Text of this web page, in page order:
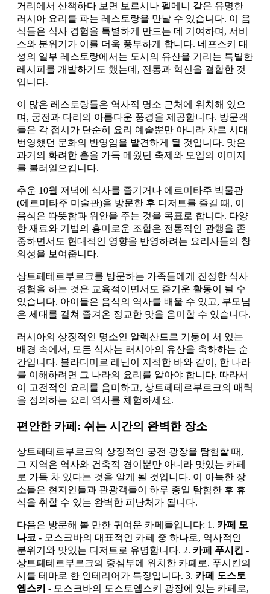
거리에서 산책하다 보면 보르시나 펠메니 같은 유명한
러시아 요리를 파는 레스토랑을 만날 수 있습니다. 이 음
식들은 식사 경험을 특별하게 만드는 데 기여하며, 서비
스와 분위기가 이를 더욱 풍부하게 합니다. 네프스키 대
성의 일부 레스토랑에서는 도시의 유산을 기리는 특별한
레시피를 개발하기도 했는데, 전통과 혁신을 결합한 것
입니다.
이 많은 레스토랑들은 역사적 명소 근처에 위치해 있으
며, 궁전과 다리의 아름다운 풍경을 제공합니다. 방문객
들은 각 접시가 단순히 요리 예술뿐만 아니라 차르 시대
번영했던 문화의 반영임을 발견하게 될 것입니다. 맛은
과거의 화려한 홀을 가득 메웠던 축제와 모임의 이미지
를 불러일으킵니다.
추운 10월 저녁에 식사를 즐기거나 에르미타주 박물관
(에르미타주 미술관)을 방문한 후 디저트를 즐길 때, 이
음식은 따뜻함과 위안을 주는 것을 목표로 합니다. 다양
한 재료와 기법의 흥미로운 조합은 전통적인 관행을 존
중하면서도 현대적인 영향을 반영하려는 요리사들의 창
의성을 보여줍니다.
상트페테르부르크를 방문하는 가족들에게 진정한 식사
경험을 하는 것은 교육적이면서도 즐거운 활동이 될 수
있습니다. 아이들은 음식의 역사를 배울 수 있고, 부모님
은 세대를 걸쳐 즐겨온 정교한 맛을 음미할 수 있습니다.
러시아의 상징적인 명소인 알렉산드르 기둥이 서 있는
배경 속에서, 모든 식사는 러시아의 유산을 축하하는 순
간입니다. 블라디미르 레닌이 지적한 바와 같이, 한 나라
를 이해하려면 그 나라의 요리를 알아야 합니다. 따라서
이 고전적인 요리를 음미하고, 상트페테르부르크의 매력
을 정의하는 요리 역사를 체험하세요.
편안한 카페: 쉬는 시간의 완벽한 장소
상트페테르부르크의 상징적인 궁전 광장을 탐험할 때,
그 지역은 역사와 건축적 경이뿐만 아니라 맛있는 카페
로 가득 차 있다는 것을 알게 될 것입니다. 이 아늑한 장
소들은 현지인들과 관광객들이 하루 종일 탐험한 후 휴
식을 취할 수 있는 완벽한 피난처가 됩니다.
다음은 방문해 볼 만한 귀여운 카페들입니다: 1. 카페 모
나코 - 모스크바의 대표적인 카페 중 하나로, 역사적인
분위기와 맛있는 디저트로 유명합니다. 2. 카페 푸시킨 -
상트페테르부르크의 중심부에 위치한 카페로, 푸시킨의
시를 테마로 한 인테리어가 특징입니다. 3. 카페 도스토
옙스키 - 모스크바의 도스토옙스키 광장에 있는 카페로,